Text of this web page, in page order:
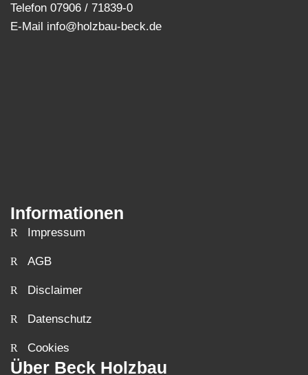
Telefon 07906 / 71839-0
E-Mail info@holzbau-beck.de
Informationen
Impressum
AGB
Disclaimer
Datenschutz
Cookies
Über Beck Holzbau